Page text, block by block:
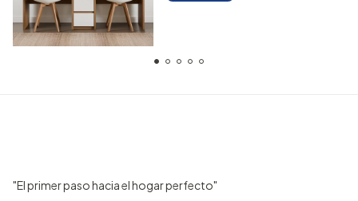
"El primer paso hacia el hogar perfecto"